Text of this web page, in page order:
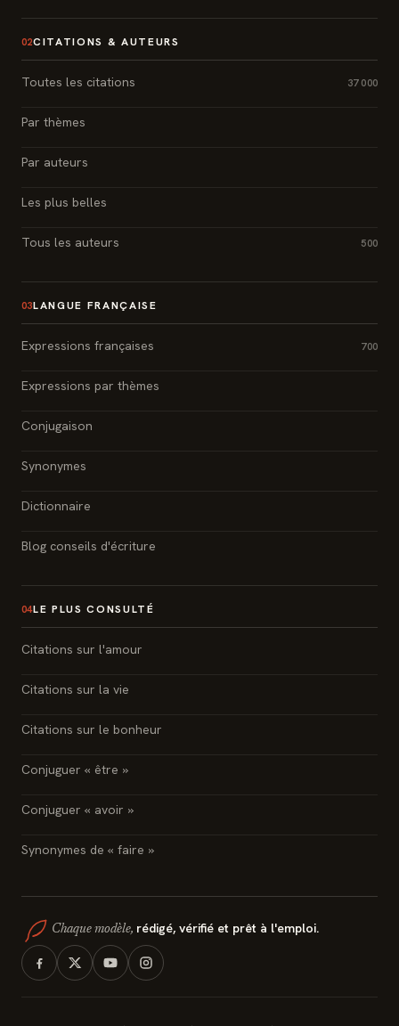
02CITATIONS & AUTEURS
Toutes les citations 37 000
Par thèmes
Par auteurs
Les plus belles
Tous les auteurs 500
03LANGUE FRANÇAISE
Expressions françaises 700
Expressions par thèmes
Conjugaison
Synonymes
Dictionnaire
Blog conseils d'écriture
04LE PLUS CONSULTÉ
Citations sur l'amour
Citations sur la vie
Citations sur le bonheur
Conjuguer « être »
Conjuguer « avoir »
Synonymes de « faire »
Chaque modèle, rédigé, vérifié et prêt à l'emploi.